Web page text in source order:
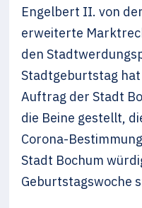
Engelbert II. von
erweiterte
den
Stadtgeburtstag
Auftrag der Stadt
die Beine gestellt,
Corona-
Stadt Bochum
Geburtstagswoche